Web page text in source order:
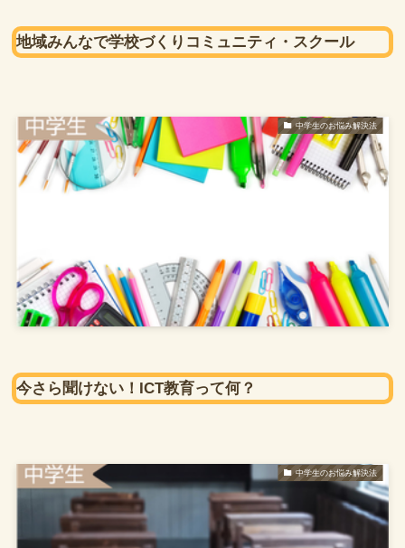
地域みんなで学校づくりコミュニティ・スクール
中学生のお悩み解決法
今さら聞けない！ICT教育って何？
中学生のお悩み解決法